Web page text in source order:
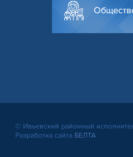
© Ивьевский районный
Разработка сайта БЕЛТА